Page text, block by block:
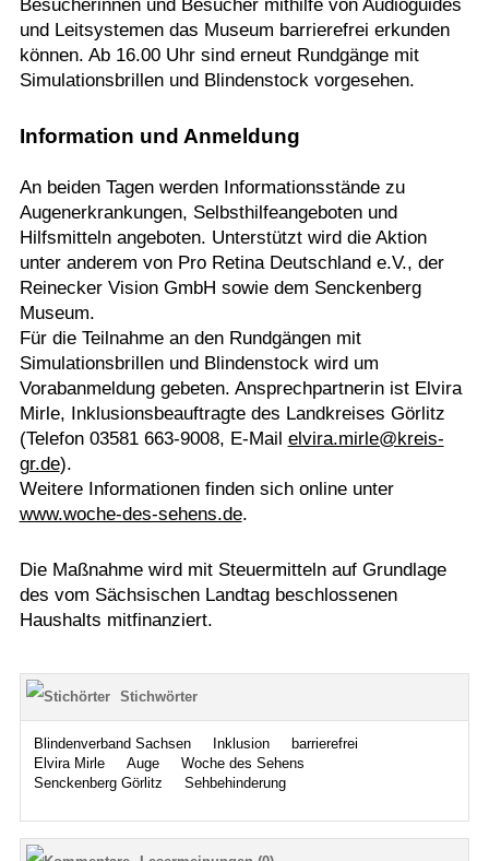
Besucherinnen und Besucher mithilfe von Audioguides
und Leitsystemen das Museum barrierefrei erkunden
können. Ab 16.00 Uhr sind erneut Rundgänge mit
Simulationsbrillen und Blindenstock vorgesehen.
Information und Anmeldung
An beiden Tagen werden Informationsstände zu
Augenerkrankungen, Selbsthilfeangeboten und
Hilfsmitteln angeboten. Unterstützt wird die Aktion
unter anderem von Pro Retina Deutschland e.V., der
Reinecker Vision GmbH sowie dem Senckenberg
Museum.
Für die Teilnahme an den Rundgängen mit
Simulationsbrillen und Blindenstock wird um
Vorabanmeldung gebeten. Ansprechpartnerin ist Elvira
Mirle, Inklusionsbeauftragte des Landkreises Görlitz
(Telefon 03581 663-9008, E-Mail elvira.mirle@kreis-
gr.de).
Weitere Informationen finden sich online unter
www.woche-des-sehens.de.
Die Maßnahme wird mit Steuermitteln auf Grundlage
des vom Sächsischen Landtag beschlossenen
Haushalts mitfinanziert.
Stichwörter
Blindenverband Sachsen Inklusion
barrierefrei
Elvira Mirle
Auge
Woche des Sehens
Senckenberg Görlitz
Sehbehinderung